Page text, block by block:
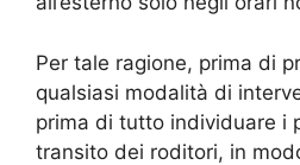
Per tale ragione, prima di
qualsiasi modalità di
prima di tutto individuare i
transito dei roditori, in